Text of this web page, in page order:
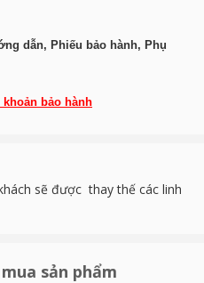
dẫn, Phiếu bảo hành, Phụ
khoản bảo hành
sẽ được thay thế các linh
sản phẩm